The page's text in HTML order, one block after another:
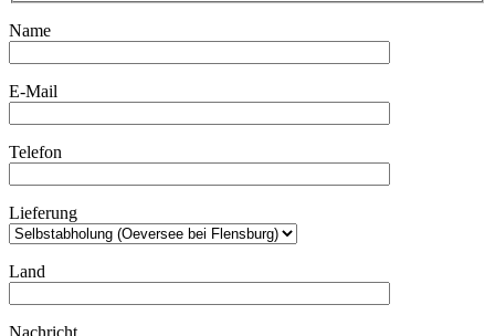
Name
E-Mail
Telefon
Lieferung
Land